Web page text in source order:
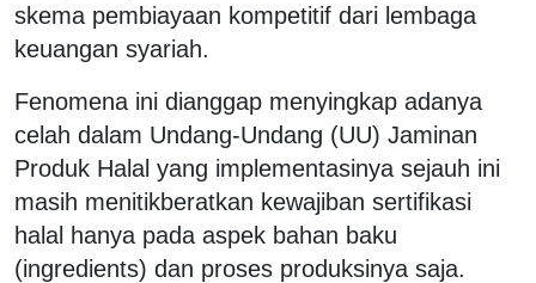
skema pembiayaan kompetitif dari lembaga
keuangan syariah.
Fenomena ini dianggap menyingkap adanya
celah dalam Undang-Undang (UU) Jaminan
Produk Halal yang implementasinya sejauh ini
masih menitikberatkan kewajiban sertifikasi
halal hanya pada aspek bahan baku
(ingredients) dan proses produksinya saja.